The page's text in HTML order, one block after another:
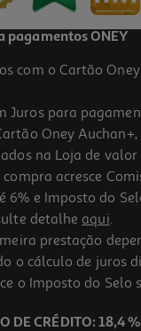
pagamentos ONEY
com o Cartão
Juros para
Oney
na Loja de
acresce
6% e Imposto do
detalhe aqui.
prestação
o cálculo de juros
o Imposto do Selo
DE CRÉDITO: 18,4 %